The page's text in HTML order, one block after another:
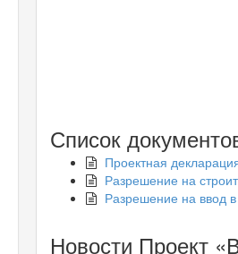
Список
Проектная
Разрешение на
Разрешение на ввод
Новости Проект